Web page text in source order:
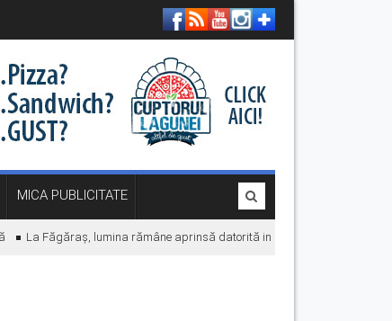
MICA PUBLICITATE
La Făgăraș, lumina rămâne aprinsă datorită investițiilor în energie.